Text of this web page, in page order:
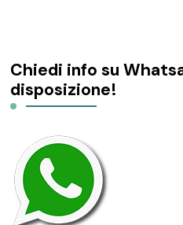
Chiedi info su
disposizione!